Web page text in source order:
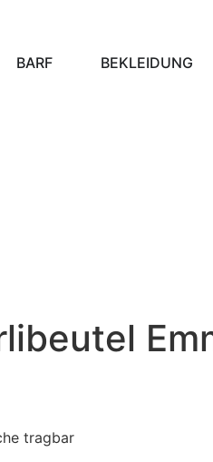
BARF BEKLEIDUNG
tragbar